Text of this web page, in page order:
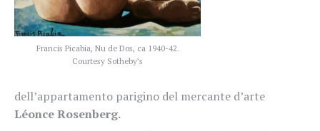
Francis Picabia, Nu de Dos, ca 1940-42.
Courtesy Sotheby’s
dell’appartamento parigino del mercante d’arte
Léonce Rosenberg.